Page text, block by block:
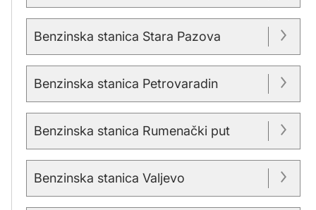
Benzinska stanica Stara Pazova
Benzinska stanica Petrovaradin
Benzinska stanica Rumenački put
Benzinska stanica Valjevo